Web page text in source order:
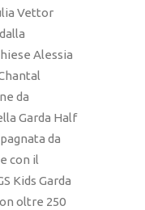
Vettor
Alessia
da
Garda Half
da
con il
Kids Garda
oltre 250